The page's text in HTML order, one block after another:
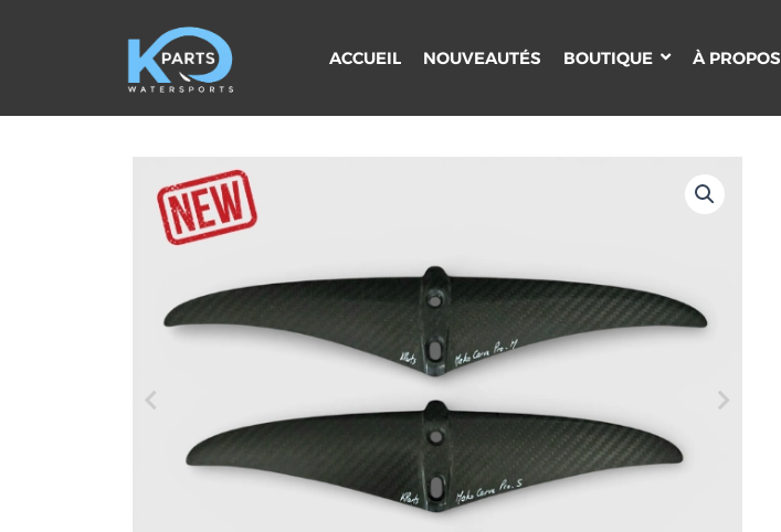
ACCUEIL NOUVEAUTÉS BOUTIQUE À PROPOS